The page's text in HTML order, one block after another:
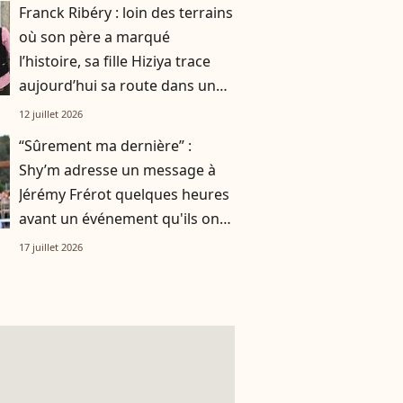
Franck Ribéry : loin des terrains
où son père a marqué
l’histoire, sa fille Hiziya trace
aujourd’hui sa route dans un
tout autre univers
12 juillet 2026
“Sûrement ma dernière” :
Shy’m adresse un message à
Jérémy Frérot quelques heures
avant un événement qu'ils ont
vécu ensemble
17 juillet 2026